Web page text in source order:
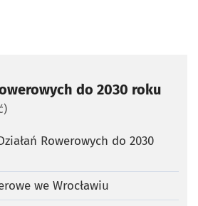
do 2030 roku
Rowerowych do 2030
we Wrocławiu